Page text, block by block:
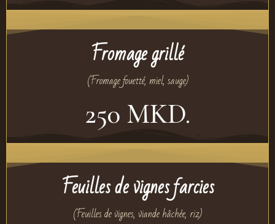
Fromage grillé
(Fromage fouetté, miel, sauge)
250 MKD.
Feuilles de vignes farcies
(Feuilles de vignes, viande hâchée, riz)